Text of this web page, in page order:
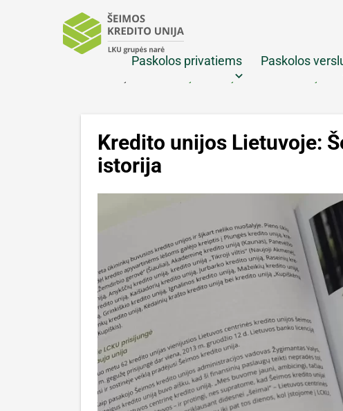
Paskolos privatiems
keyboard_arrow_down
Paskolos
Kredito unijos Lietuvoje: Šeimos kredito unijos
Kredito unijos Lietuvoje:
istorija